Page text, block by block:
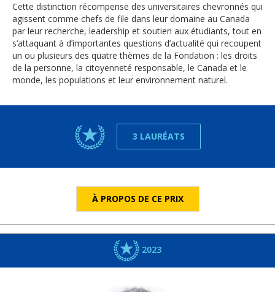
Cette distinction récompense des universitaires chevronnés qui
agissent comme chefs de file dans leur domaine au Canada
par leur recherche, leadership et soutien aux étudiants, tout en
s’attaquant à d’importantes questions d’actualité qui recoupent
un ou plusieurs des quatre thèmes de la Fondation : les droits
de la personne, la citoyenneté responsable, le Canada et le
monde, les populations et leur environnement naturel.
3 LAURÉATS
À PROPOS DE CE PRIX
2023